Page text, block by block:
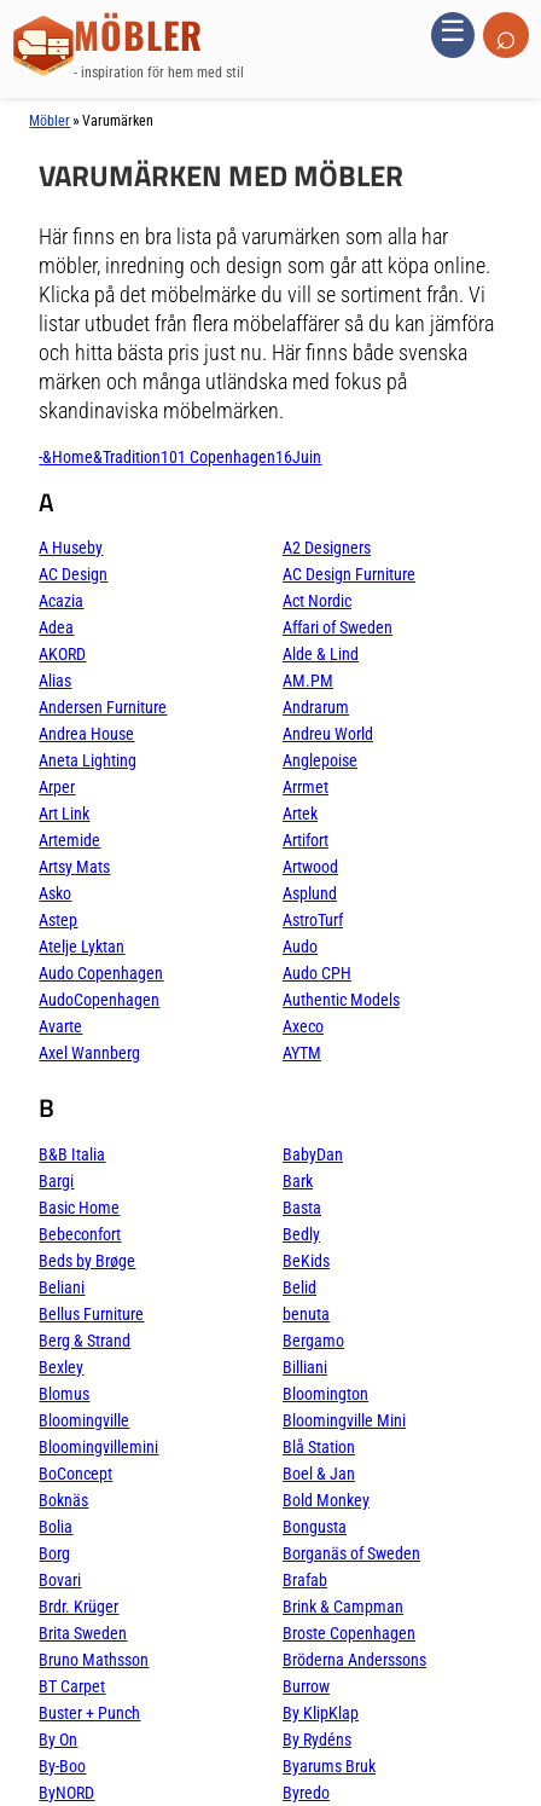
MÖBLER
- inspiration för hem med stil
☰ ⌕
Möbler »Varumärken
VARUMÄRKEN MED MÖBLER
Här finns en bra lista på varumärken som alla har
möbler, inredning och design som går att köpa online.
Klicka på det möbelmärke du vill se sortiment från. Vi
listar utbudet från flera möbelaffärer så du kan jämföra
och hitta bästa pris just nu. Här finns både svenska
märken och många utländska med fokus på
skandinaviska möbelmärken.
-&Home&Tradition101 Copenhagen16Juin
A
A Huseby
A2 Designers
AC Design
AC Design Furniture
Acazia
Act Nordic
Adea
Affari of Sweden
AKORD
Alde & Lind
Alias
AM.PM
Andersen Furniture
Andrarum
Andrea House
Andreu World
Aneta Lighting
Anglepoise
Arper
Arrmet
Art Link
Artek
Artemide
Artifort
Artsy Mats
Artwood
Asko
Asplund
Astep
AstroTurf
Atelje Lyktan
Audo
Audo Copenhagen
Audo CPH
AudoCopenhagen
Authentic Models
Avarte
Axeco
Axel Wannberg
AYTM
B
B&B Italia
BabyDan
Bargi
Bark
Basic Home
Basta
Bebeconfort
Bedly
Beds by Brøge
BeKids
Beliani
Belid
Bellus Furniture
benuta
Berg & Strand
Bergamo
Bexley
Billiani
Blomus
Bloomington
Bloomingville
Bloomingville Mini
Bloomingvillemini
Blå Station
BoConcept
Boel & Jan
Boknäs
Bold Monkey
Bolia
Bongusta
Borg
Borganäs of Sweden
Bovari
Brafab
Brdr. Krüger
Brink & Campman
Brita Sweden
Broste Copenhagen
Bruno Mathsson
Bröderna Anderssons
BT Carpet
Burrow
Buster + Punch
By KlipKlap
By On
By Rydéns
By-Boo
Byarums Bruk
ByNORD
Byredo